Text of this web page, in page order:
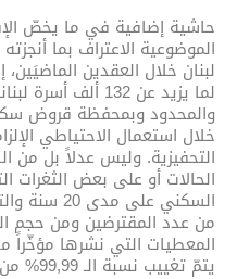
حاشية إضافية في ما يخصّ
الموضوعية الاعتراف بما
لبنان خلال العقدين
لما يزيد عن 132
خلال استعمال الاحتياطي
التحفيزية. وليس عدلاً بل من
الحالات أو على بعض الثغرات
من عدد المقترضين ومن حجم
المعطيات التي نشرها مؤخّراً
يتمّ